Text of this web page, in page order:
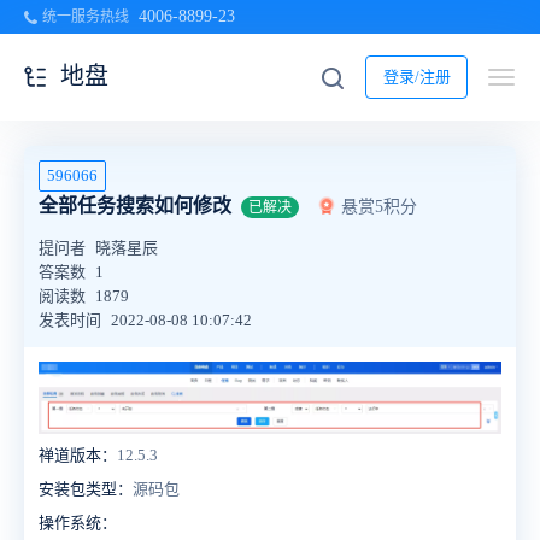
统一服务热线 4006-8899-23
登录/注册
地盘
596066
全部任务搜索如何修改 已解决 悬赏5积分
提问者 晓落星辰
答案数 1
阅读数 1879
发表时间
2022-08-08 10:07:42
禅道版本： 12.5.3
安装包类型： 源码包
操作系统：